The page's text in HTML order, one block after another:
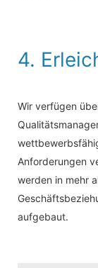
4.
Wir verfügen
Anforderungen
werden in mehr
aufgebaut.